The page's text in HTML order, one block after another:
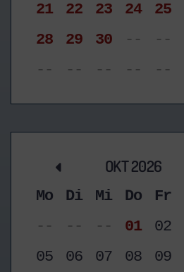
21
22 23 24 25
28
29 30 -- --
--
-- -- -- --
OKT 2026
Mo Di Mi Do Fr
--
-- -- 01 02
05
06 07 08 09